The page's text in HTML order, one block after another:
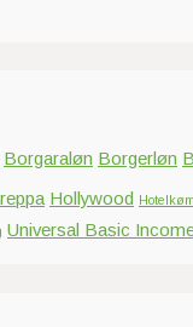
Borgaraløn Borgerløn
Hollywood
Universal Basic